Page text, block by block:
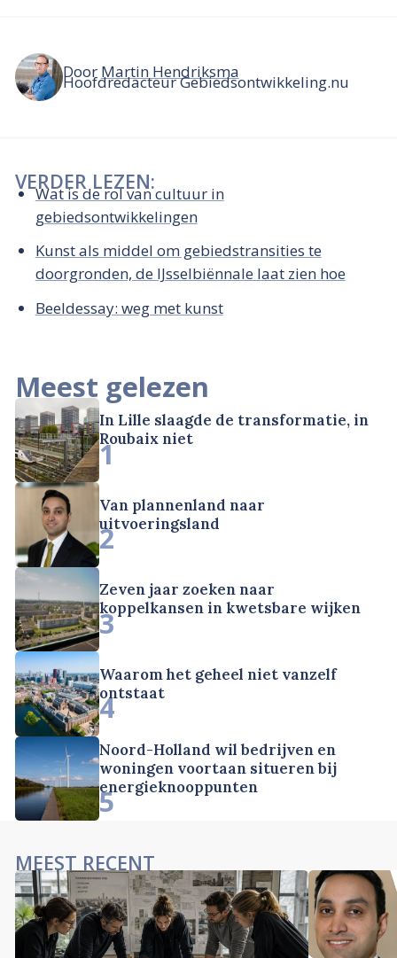
Door Martin Hendriksma
Hoofdredacteur Gebiedsontwikkeling.nu
VERDER LEZEN:
Wat is de rol van cultuur in
gebiedsontwikkelingen
Kunst als middel om gebiedstransities te
doorgronden, de IJsselbiënnale laat zien hoe
Beeldessay: weg met kunst
Meest gelezen
In Lille slaagde de transformatie, in
Roubaix niet
1
Van plannenland naar
uitvoeringsland
2
Zeven jaar zoeken naar
koppelkansen in kwetsbare wijken
3
Waarom het geheel niet vanzelf
ontstaat
4
Noord-Holland wil bedrijven en
woningen voortaan situeren bij
energieknooppunten
5
MEEST RECENT